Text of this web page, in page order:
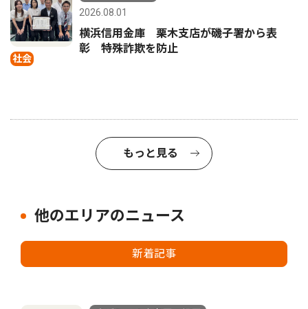
社会
2026.08.01
横浜信用金庫 栗木支店が磯子署から表
彰 特殊詐欺を防止
もっと見る
他のエリアのニュース
新着記事